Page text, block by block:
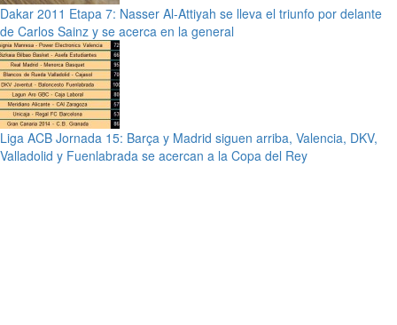
Dakar 2011 Etapa 7: Nasser Al-Attiyah se lleva el triunfo por delante
de Carlos Sainz y se acerca en la general
Liga ACB Jornada 15: Barça y Madrid siguen arriba, Valencia, DKV,
Valladolid y Fuenlabrada se acercan a la Copa del Rey